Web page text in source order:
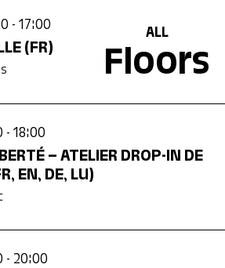
- 17:00
(FR)
ALL
Floors
- 18:00
– ATELIER DROP-IN DE
EN, DE, LU)
- 20:00